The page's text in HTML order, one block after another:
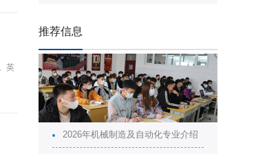
推荐信息
2026年机械制造及自动化专业介绍
英